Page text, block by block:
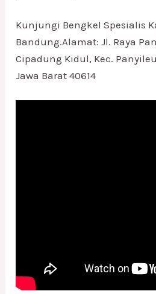
Kunjungi Bengkel Spesialis
Bandung.Alamat: Jl. Raya
Cipadung Kidul, Kec.
Jawa Barat 40614